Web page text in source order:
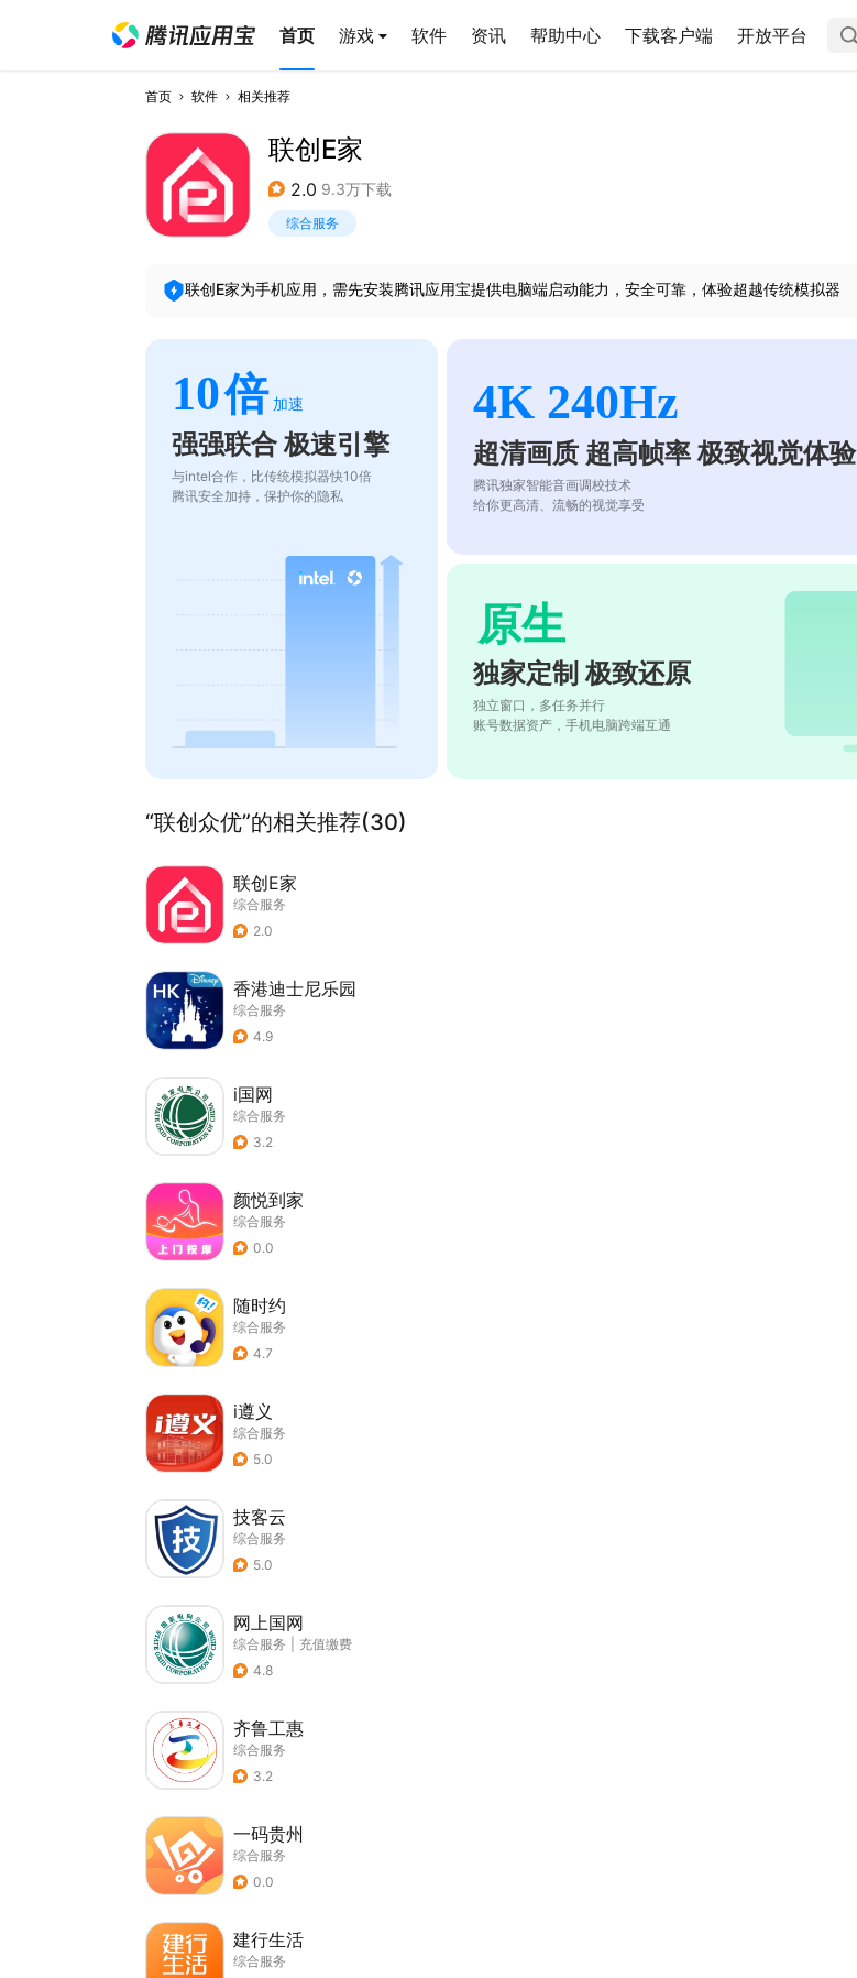
首页 游戏 软件 资讯 帮助中心 下载客户端 开放平台
首页 软件 相关推荐
联创E家
2.0 9.3万下载
综合服务
联创E家为手机应用，需先安装腾讯应用宝提供电脑端启动能力，安全可靠，体验超越传统模拟器
10倍 加速
强强联合 极速引擎
与intel合作，比传统模拟器快10倍
腾讯安全加持，保护你的隐私
4K 240Hz
超清画质 超高帧率 极致视觉体验
腾讯独家智能音画调校技术
给你更高清、流畅的视觉享受
原生
独家定制 极致还原
独立窗口，多任务并行
账号数据资产，手机电脑跨端互通
“联创众优”的相关推荐(30)
联创E家
综合服务
2.0
香港迪士尼乐园
综合服务
4.9
i国网
综合服务
3.2
颜悦到家
综合服务
0.0
随时约
综合服务
4.7
i遵义
综合服务
5.0
技客云
综合服务
5.0
网上国网
综合服务
充值缴费
4.8
齐鲁工惠
综合服务
3.2
一码贵州
综合服务
0.0
建行生活
综合服务